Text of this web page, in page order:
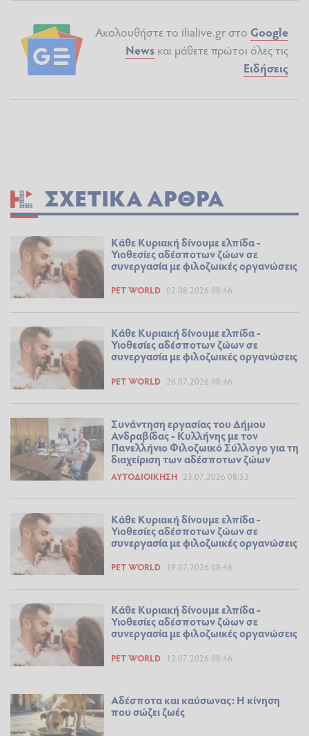
Ακολουθήστε το ilialive.gr στο Google
News και μάθετε πρώτοι όλες τις
Ειδήσεις
ΣΧΕΤΙΚΆ ΆΡΘΡΑ
Κάθε Κυριακή δίνουμε ελπίδα -
Υιοθεσίες αδέσποτων ζώων σε
συνεργασία με φιλοζωικές οργανώσεις
PET WORLD 02.08.2026 08:46
Κάθε Κυριακή δίνουμε ελπίδα -
Υιοθεσίες αδέσποτων ζώων σε
συνεργασία με φιλοζωικές οργανώσεις
PET WORLD 26.07.2026 08:46
Συνάντηση εργασίας του Δήμου
Ανδραβίδας - Κυλλήνης με τον
Πανελλήνιο Φιλοζωικό Σύλλογο για τη
διαχείριση των αδέσποτων ζώων
ΑΥΤΟΔΙΟΊΚΗΣΗ 23.07.2026 08:53
Κάθε Κυριακή δίνουμε ελπίδα -
Υιοθεσίες αδέσποτων ζώων σε
συνεργασία με φιλοζωικές οργανώσεις
PET WORLD 19.07.2026 08:46
Κάθε Κυριακή δίνουμε ελπίδα -
Υιοθεσίες αδέσποτων ζώων σε
συνεργασία με φιλοζωικές οργανώσεις
PET WORLD 12.07.2026 08:46
Αδέσποτα και καύσωνας: Η κίνηση
που σώζει ζωές